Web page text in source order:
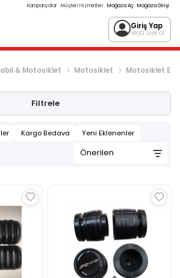
Kampanyalar Müşteri Hizmetleri Mağaza Aç Mağaza Girişi
Giriş Yap
veya üye ol
& Motosiklet Motosiklet Motosiklet
Filtrele
Kargo Bedava Yeni Eklenenler